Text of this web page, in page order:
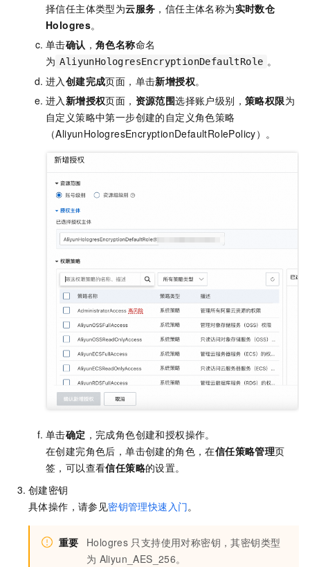
择信任主体类型为云服务 ， 信任主体名称为实时数仓
Hologres。
单击确认 ，角色名称命名
为 AliyunHologresEncryptionDefaultRole 。
进入 创建完成页面，单击新增授权。
进入 新增授权页面， 资源范围选择账户级别 ，策略权限为
自定义策略中第一步创建的自定义角色策略
（AliyunHologresEncryptionDefaultRolePolicy）。
单击确定 ，完成角色创建和授权操作。
在创建完角色后，单击创建的角色，在信任策略管理页
签，可以查看信任策略的设置。
创建密钥
具体操作，请参见密钥管理快速入门。
重要 Hologres 只支持使用对称密钥，其密钥类型
为 Aliyun_AES_256。